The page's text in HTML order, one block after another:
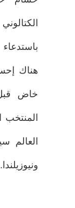
هناك
خاض
المنتخب
العالم
ونيوزيلندا.